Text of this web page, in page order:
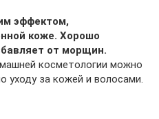
эффектом,
коже. Хорошо
от морщин.
косметологии можно
уходу за кожей и волосами.